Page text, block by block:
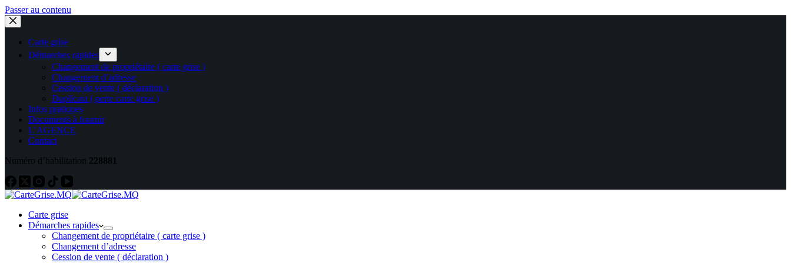
Passer au contenu
Carte grise
Démarches rapides
Changement de propriétaire ( carte grise )
Changement d’adresse
Cession de vente ( déclaration )
Duplicata ( perte carte grise )
Infos pratiques
Documents à fournir
L’AGENCE
Contact
Numéro d’habilitation 228881
Carte grise
Démarches rapides
Changement de propriétaire ( carte grise )
Changement d’adresse
Cession de vente ( déclaration )